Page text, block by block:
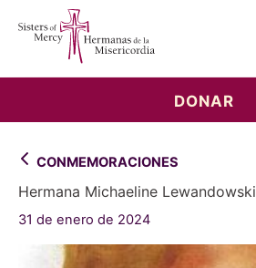
DONAR
CONMEMORACIONES
Hermana Michaeline Lewandowski
31 de enero de 2024